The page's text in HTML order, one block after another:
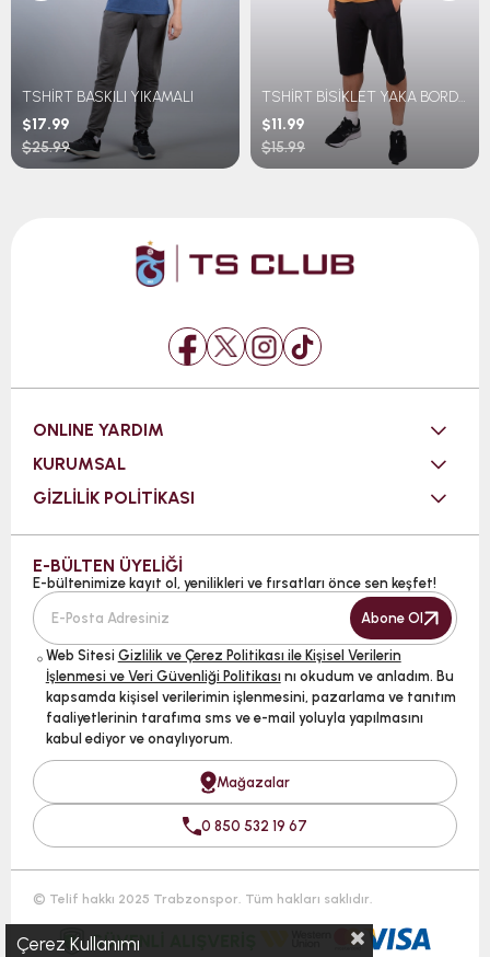
TSHİRT BASKILI YIKAMALI
$17.99
$25.99
TSHİRT BİSİKLET YAKA BORDO MAVİ ŞERİTLİ TRABZONSPOR BASKILI
$11.99
$15.99
ONLINE YARDIM
KURUMSAL
GİZLİLİK POLİTİKASI
E-BÜLTEN ÜYELİĞİ
E-bültenimize kayıt ol, yenilikleri ve fırsatları önce sen keşfet!
Abone Ol
Web Sitesi Gizlilik ve Çerez Politikası ile Kişisel Verilerin
İşlenmesi ve Veri Güvenliği Politikası nı okudum ve anladım. Bu
kapsamda kişisel verilerimin işlenmesini, pazarlama ve tanıtım
faaliyetlerinin tarafıma sms ve e-mail yoluyla yapılmasını
kabul ediyor ve onaylıyorum.
Mağazalar
0 850 532 19 67
© Telif hakkı 2025 Trabzonspor. Tüm hakları saklıdır.
Çerez Kullanımı